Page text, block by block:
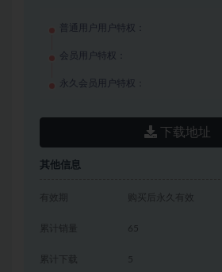
普通用户用户特权：
会员用户特权：
永久会员用户特权：
下载地址
其他信息
有效期 购买后永久有效
累计销量 65
累计下载 5